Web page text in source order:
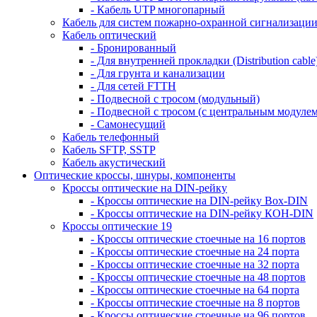
- Кабель UTP многопарный
Кабель для систем пожарно-охранной сигнализации
Кабель оптический
- Бронированный
- Для внутренней прокладки (Distribution
- Для грунта и канализации
- Для сетей FTTH
- Подвесной с тросом (модульный)
- Подвесной с тросом (с центральным
- Самонесущий
Кабель телефонный
Кабель SFTP, SSTP
Кабель акустический
Оптические кроссы, шнуры, компоненты
Кроссы оптические на DIN-рейку
- Кроссы оптические на DIN-рейку Box-DIN
- Кроссы оптические на DIN-рейку КОН-DIN
Кроссы оптические 19
- Кроссы оптические стоечные на 16 портов
- Кроссы оптические стоечные на 24 порта
- Кроссы оптические стоечные на 32 порта
- Кроссы оптические стоечные на 48 портов
- Кроссы оптические стоечные на 64 порта
- Кроссы оптические стоечные на 8 портов